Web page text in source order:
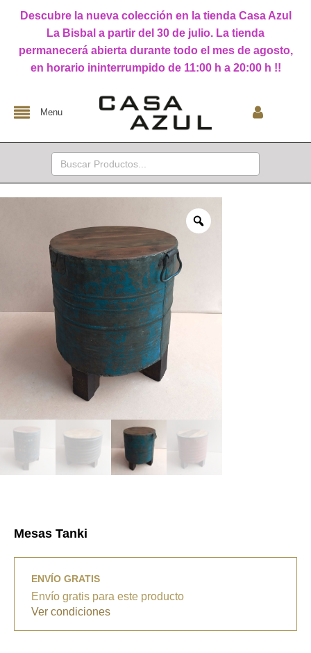
Descubre la nueva colección en la tienda Casa Azul
La Bisbal a partir del 30 de julio. La tienda
permanecerá abierta durante todo el mes de agosto,
en horario ininterrumpido de 11:00 h a 20:00 h !!
Menu
Buscar:
Mesas Tanki
ENVÍO GRATIS
Envío gratis para este producto
Ver condiciones